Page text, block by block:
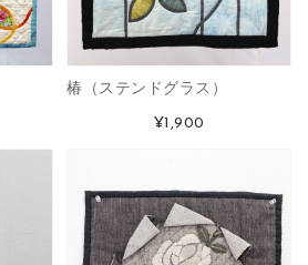
椿（ステンドグラス）
¥1,900